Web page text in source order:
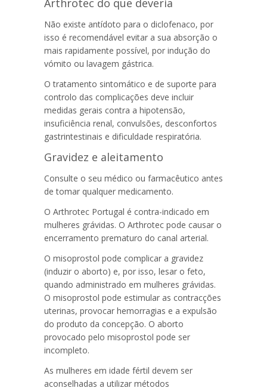
Não existe antídoto para o diclofenaco, por
isso é recomendável evitar a sua absorção o
mais rapidamente possível, por indução do
vómito ou lavagem gástrica.
O tratamento sintomático e de suporte para
controlo das complicações deve incluir
medidas gerais contra a hipotensão,
insuficiência renal, convulsões, desconfortos
gastrintestinais e dificuldade respiratória.
Gravidez e aleitamento
Consulte o seu médico ou farmacêutico antes
de tomar qualquer medicamento.
O Arthrotec Portugal é contra-indicado em
mulheres grávidas. O Arthrotec pode causar o
encerramento prematuro do canal arterial.
O misoprostol pode complicar a gravidez
(induzir o aborto) e, por isso, lesar o feto,
quando administrado em mulheres grávidas.
O misoprostol pode estimular as contracções
uterinas, provocar hemorragias e a expulsão
do produto da concepção. O aborto
provocado pelo misoprostol pode ser
incompleto.
As mulheres em idade fértil devem ser
aconselhadas a utilizar métodos